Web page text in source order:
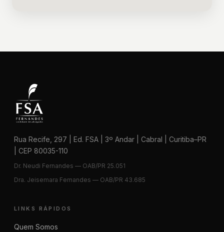
Rua Recife, 297 | Ed. FSA | 3º Andar | Cabral | Curitiba–PR
| CEP 80035-110
Dr. Neudi Fernandes — OAB/PR 25.051
Dra. Jeisemara Fernandes — OAB/PR 43.685
LINKS RÁPIDOS
Quem Somos